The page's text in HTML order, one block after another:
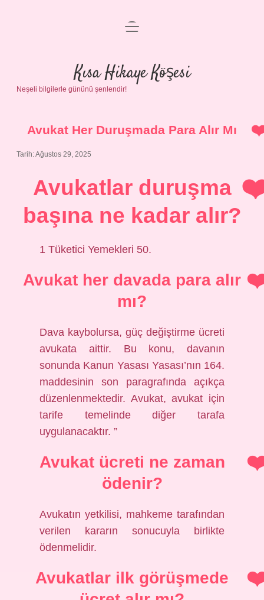
Anasayfa
Gizlilik Politikası
Yasal Uyarı
menüyü
Kısa Hikaye Köşesi
Neşeli bilgilerle gününü şenlendir!
Avukat Her Duruşmada Para Alır Mı
Tarih: Ağustos 29, 2025
Avukatlar duruşma
başına ne kadar alır?
1 Tüketici Yemekleri 50.
Avukat her davada para alır
mı?
Dava kaybolursa, güç değiştirme ücreti
avukata aittir. Bu konu, davanın
sonunda Kanun Yasası Yasası’nın 164.
maddesinin son paragrafında açıkça
düzenlenmektedir. Avukat, avukat için
tarife temelinde diğer tarafa
uygulanacaktır. ”
Avukat ücreti ne zaman
ödenir?
Avukatın yetkilisi, mahkeme tarafından
verilen kararın sonucuyla birlikte
ödenmelidir.
Avukatlar ilk görüşmede